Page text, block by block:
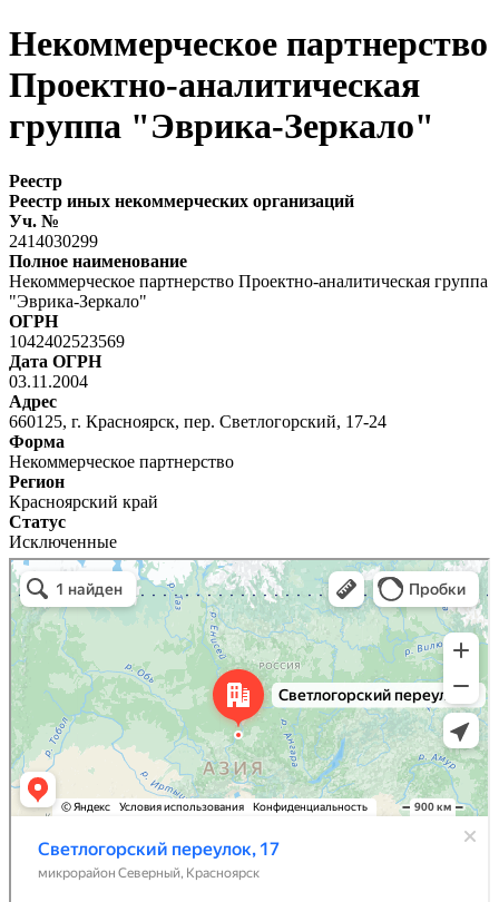
Некоммерческое партнерство
Проектно-аналитическая
группа "Эврика-Зеркало"
Реестр
Реестр иных некоммерческих организаций
Уч. №
2414030299
Полное наименование
Некоммерческое партнерство Проектно-аналитическая группа
"Эврика-Зеркало"
ОГРН
1042402523569
Дата ОГРН
03.11.2004
Адрес
660125, г. Красноярск, пер. Светлогорский, 17-24
Форма
Некоммерческое партнерство
Регион
Красноярский край
Статус
Исключенные